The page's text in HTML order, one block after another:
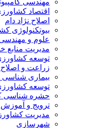
مهندسی
اقتصاد
اصلاح نژاد دام
بیوتکنولوژی
علوم و
مدیریت منابع
توسعه
زراعت و اصلاح
بیماری شناسی
توسعه
حشره شناسی
ترویج و
مدیریت
شهرسازی